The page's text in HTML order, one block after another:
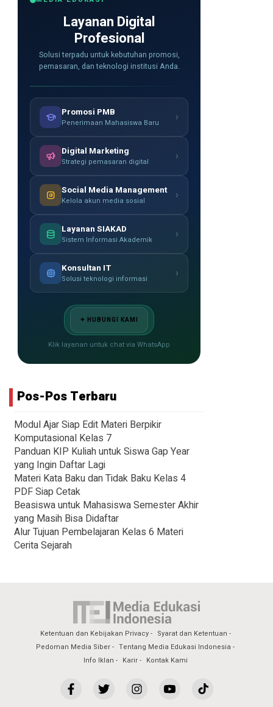
Layanan Digital
Profesional
Solusi terpadu untuk kebutuhan promosi,
pemasaran, dan teknologi institusi Anda.
Promosi PMB
Penerimaan Mahasiswa Baru ›
Digital Marketing
Strategi pemasaran digital ›
Social Media Management
Kelola akun media sosial ›
Layanan SIAKAD
Sistem Informasi Akademik ›
Konsultan IT
Solusi teknologi informasi ›
✦ HUBUNGI KAMI
Klik layanan untuk chat via WhatsApp
Pos-Pos Terbaru
Modul Ajar Siap Edit Materi Berpikir
Komputasional Kelas 7
Panduan KIP Kuliah untuk Siswa Gap Year
yang Ingin Daftar Lagi
Materi Kata Baku dan Tidak Baku Kelas 4
PDF Siap Cetak
Beasiswa untuk Mahasiswa Semester Akhir
yang Masih Bisa Didaftar
Alur Tujuan Pembelajaran Kelas 6 Materi
Cerita Sejarah
Ketentuan dan Kebijakan Privacy
Syarat dan Ketentuan
Pedoman Media Siber
Tentang Media Edukasi Indonesia
Info Iklan
Karir Kontak Kami